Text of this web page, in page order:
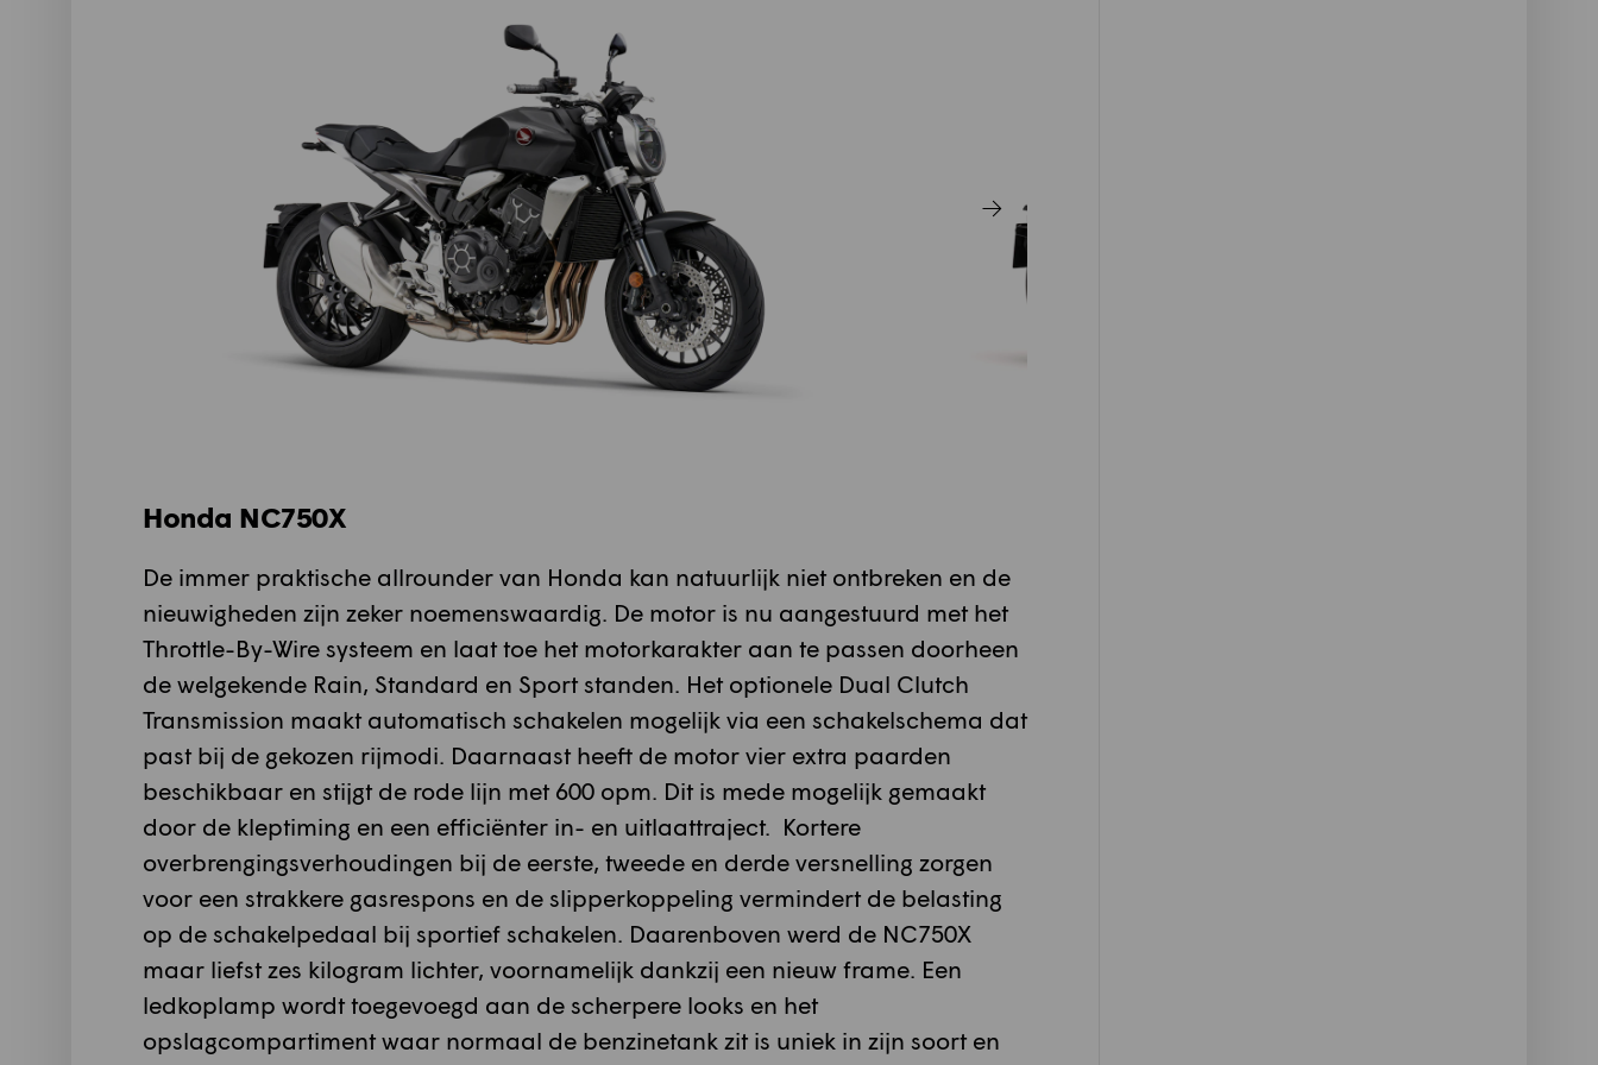
Honda NC750X
De immer praktische allrounder van Honda kan natuurlijk niet ontbreken en de
nieuwigheden zijn zeker noemenswaardig. De motor is nu aangestuurd met het
Throttle-By-Wire systeem en laat toe het motorkarakter aan te passen doorheen
de welgekende Rain, Standard en Sport standen. Het optionele Dual Clutch
Transmission maakt automatisch schakelen mogelijk via een schakelschema dat
past bij de gekozen rijmodi. Daarnaast heeft de motor vier extra paarden
beschikbaar en stijgt de rode lijn met 600 opm. Dit is mede mogelijk gemaakt
door de kleptiming en een efficiënter in- en uitlaattraject. Kortere
overbrengingsverhoudingen bij de eerste, tweede en derde versnelling zorgen
voor een strakkere gasrespons en de slipperkoppeling vermindert de belasting
op de schakelpedaal bij sportief schakelen. Daarenboven werd de NC750X
maar liefst zes kilogram lichter, voornamelijk dankzij een nieuw frame. Een
ledkoplamp wordt toegevoegd aan de scherpere looks en het
opslagcompartiment waar normaal de benzinetank zit is uniek in zijn soort en